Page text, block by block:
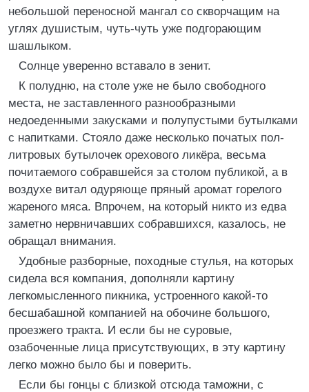
небольшой переносной мангал со скворчащим на
углях душистым, чуть-чуть уже подгорающим
шашлыком.
Солнце уверенно вставало в зенит.
К полудню, на столе уже не было свободного
места, не заставленного разнообразными
недоеденными закусками и полупустыми бутылками
с напитками. Стояло даже несколько початых пол-
литровых бутылочек орехового ликёра, весьма
почитаемого собравшейся за столом публикой, а в
воздухе витал одуряюще пряный аромат горелого
жареного мяса. Впрочем, на который никто из едва
заметно нервничавших собравшихся, казалось, не
обращал внимания.
Удобные разборные, походные стулья, на которых
сидела вся компания, дополняли картину
легкомысленного пикника, устроенного какой-то
бесшабашной компанией на обочине большого,
проезжего тракта. И если бы не суровые,
озабоченные лица присутствующих, в эту картину
легко можно было бы и поверить.
Если бы гонцы с близкой отсюда таможни, с